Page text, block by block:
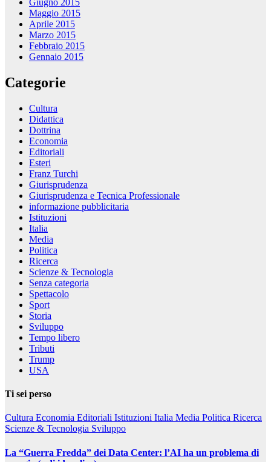
Giugno 2015
Maggio 2015
Aprile 2015
Marzo 2015
Febbraio 2015
Gennaio 2015
Categorie
Cultura
Didattica
Dottrina
Economia
Editoriali
Esteri
Franz Turchi
Giurisprudenza
Giurisprudenza e Tecnica Professionale
informazione pubblicitaria
Istituzioni
Italia
Media
Politica
Ricerca
Scienze & Tecnologia
Senza categoria
Spettacolo
Sport
Storia
Sviluppo
Tempo libero
Tributi
Trump
USA
Ti sei perso
Cultura Economia Editoriali Istituzioni Italia Media Politica Ricerca
Scienze & Tecnologia Sviluppo
La “Guerra Fredda” dei Data Center: l’AI ha un problema di